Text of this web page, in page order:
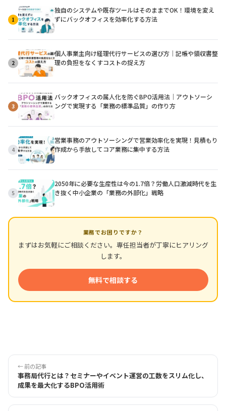
1
独自のシステムや既存ツールはそのままでOK！環境を変え
ずにバックオフィスを効率化する方法
2
個人事業主向け経理代行サービスの選び方｜記帳や領収書整
理の負担をなくすコストの捉え方
3
バックオフィスの属人化を防ぐBPO活用法｜アウトソーシ
ングで実現する「業務の標準品質」の作り方
4
営業事務のアウトソーシングで営業効率化を実現！見積もり
作成から手放してコア業務に集中する方法
5
2050年に必要な生産性は今の1.7倍？労働人口激減時代を生
き抜く中小企業の「業務の外部化」戦略
業務でお困りですか？
まずはお気軽にご相談ください。専任担当者が丁寧にヒアリング
します。
無料で相談する
← 前の記事
事務局代行とは？セミナーやイベント運営の工数をスリム化し、
成果を最大化するBPO活用術